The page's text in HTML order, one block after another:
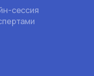
сессия